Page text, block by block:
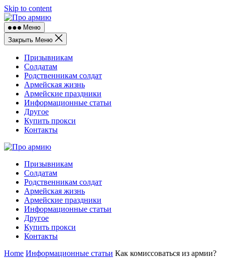
Skip to content
Меню
Закрыть Меню
Призывникам
Солдатам
Родственникам солдат
Армейская жизнь
Армейские праздники
Информационные статьи
Другое
Купить прокси
Контакты
Призывникам
Солдатам
Родственникам солдат
Армейская жизнь
Армейские праздники
Информационные статьи
Другое
Купить прокси
Контакты
Home Информационные статьи Как комиссоваться из армии?